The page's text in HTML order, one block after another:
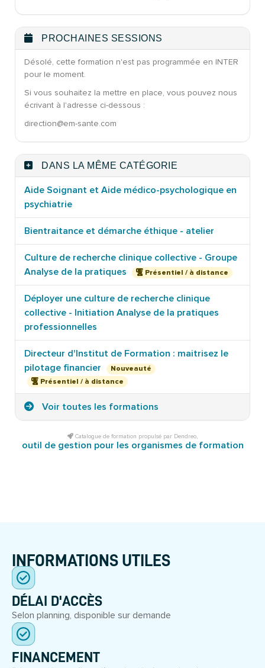
PROCHAINES SESSIONS
Désolé, cette formation n'est pas programmée en INTER
pour le moment.
Si vous souhaitez la mettre en place, vous pouvez nous
écrivant à l'adresse ci-dessous :
direction@em-sante.com
DANS LA MÊME CATÉGORIE
Aide Soignant et Aide médico-psychologique en
psychiatrie
Bientraitance et démarche éthique - atelier
Culture de recherche clinique collective - Groupe
Analyse de la pratiques
Présentiel / à distance
Déployer une culture de recherche clinique
collective - Initiation Analyse de la pratiques
professionnelles
Directeur d'Institut de Formation : maitrisez le
pilotage financier
Nouveauté
Présentiel / à distance
Voir toutes les formations
Catalogue de formation propulsé par Dendreo,
outil de gestion pour les organismes de formation
INFORMATIONS UTILES
DÉLAI D'ACCÈS
Selon planning, disponible sur demande
FINANCEMENT